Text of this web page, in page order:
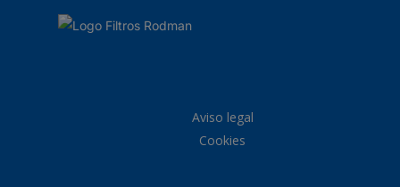
Aviso legal
Cookies